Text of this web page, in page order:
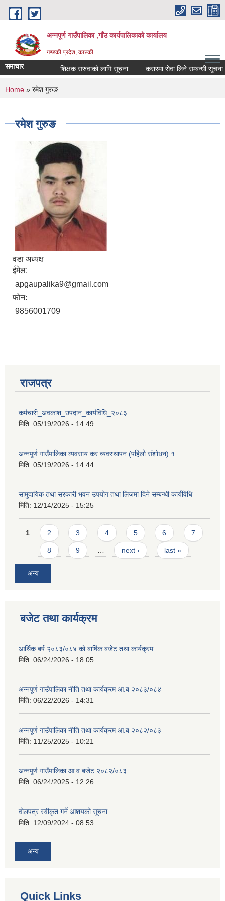
Skip to main content
अन्नपूर्ण गाउँपालिका ,गाँउ कार्यपालिकाको कार्यालय
गण्डकी प्रदेश, कास्की
समाचार शिक्षक सरुवाको लागि सूचना करारमा सेवा लिने सम्बन्धी सूचना ।
You are here
Home » रमेश गुरुङ
रमेश गुरुङ
वडा अध्यक्ष
ईमेल:
apgaupalika9@gmail.com
फोन:
9856001709
राजपत्र
कर्मचारी_अवकाश_उपदान_कार्यविधि_२०८३
मिति: 05/19/2026 - 14:49
अन्नपूर्ण गाउँपालिका व्यवसाय कर व्यवस्थापन (पहिलो संशोधन) १
मिति: 05/19/2026 - 14:44
सामुदायिक तथा सरकारी भवन उपयोग तथा लिजमा दिने सम्बन्धी कार्यविधि
मिति: 12/14/2025 - 15:25
Pages
1 2 3 4 5 6 7
8 9 next › last »
अन्य
बजेट तथा कार्यक्रम
आर्थिक बर्ष २०८३/०८४ को बार्षिक बजेट तथा कार्यक्रम
मिति: 06/24/2026 - 18:05
अन्नपूर्ण गाउँपालिका नीति तथा कार्यक्रम आ.ब २०८३/०८४
मिति: 06/22/2026 - 14:31
अन्नपूर्ण गाउँपालिका नीति तथा कार्यक्रम आ.ब २०८२/०८३
मिति: 11/25/2025 - 10:21
अन्नपूर्ण गाउँपालिका आ.व बजेट २०८२/०८३
मिति: 06/24/2025 - 12:26
वोलपत्र स्वीकृत गर्ने आशयको सूचना
मिति: 12/09/2024 - 08:53
अन्य
Quick Links